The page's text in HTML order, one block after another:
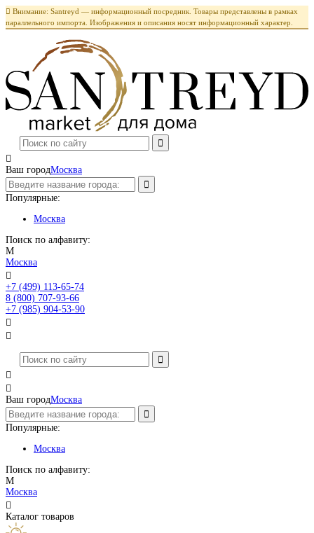
 Внимание: Santreyd — информационный посредник. Товары представлены в рамках
параллельного импорта. Изображения и описания носят информационный характер.

Ваш городМосква
Популярные:
Москва
Поиск по алфавиту:
М
Москва

+7 (499) 113-65-74
8 (800) 707-93-66
+7 (985) 904-53-90




Ваш городМосква
Популярные:
Москва
Поиск по алфавиту:
М
Москва

Каталог товаров